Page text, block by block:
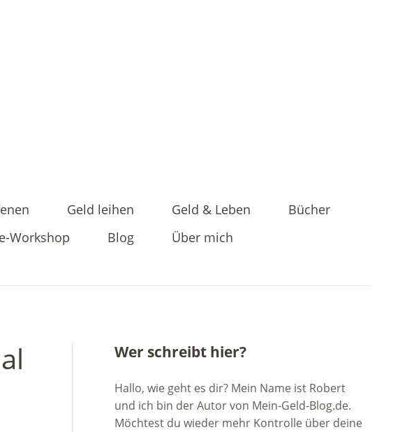
Geld leihen Geld & Leben
Bücher
Workshop Blog Über mich
Wer schreibt hier?
Hallo, wie geht es dir? Mein Name ist Robert
und ich bin der Autor von Mein-Geld-Blog.de.
Möchtest du wieder mehr Kontrolle über deine